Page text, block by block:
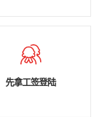
先拿工签登陆